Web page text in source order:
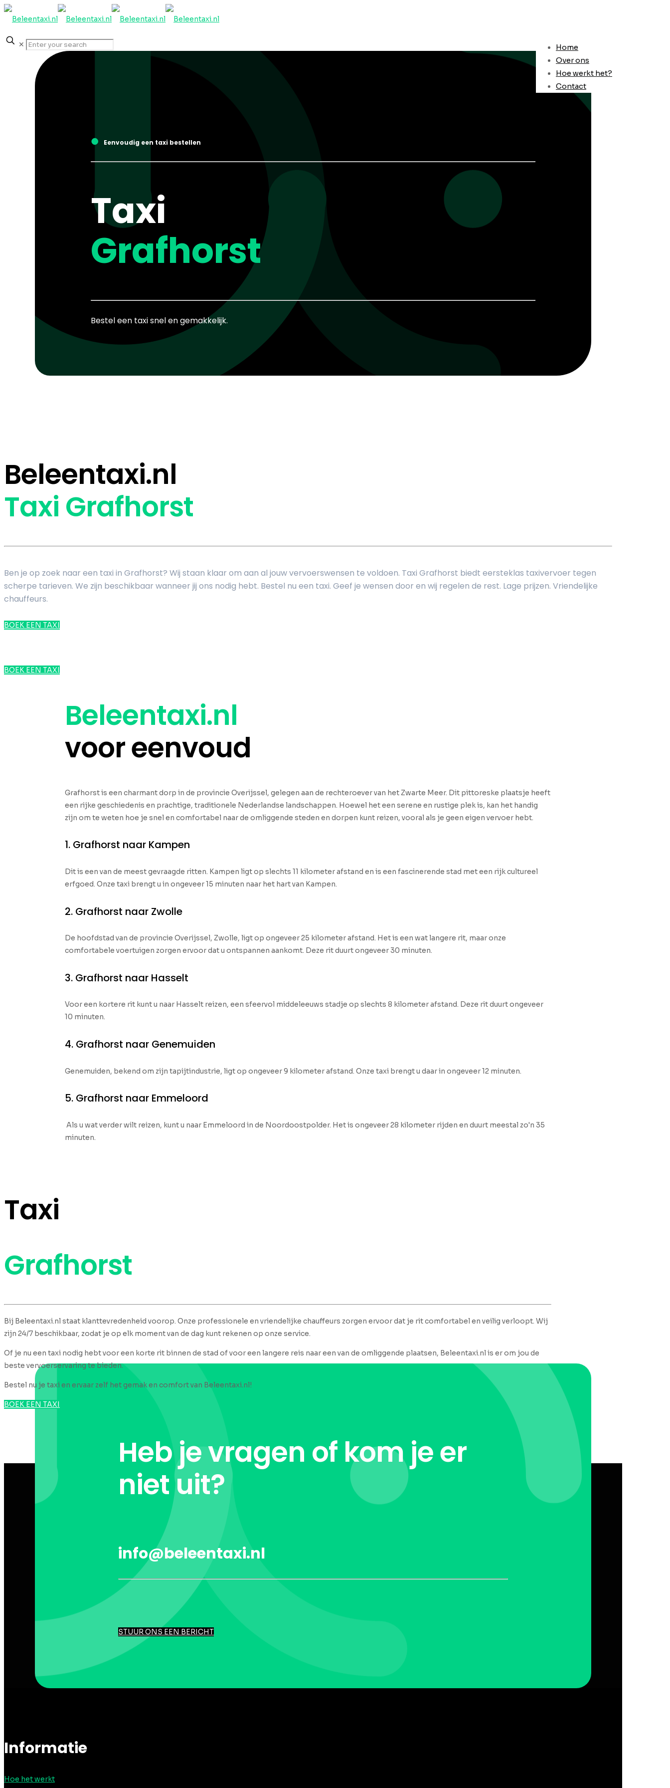
Home
Over ons
Hoe werkt het?
Contact
✕
● Eenvoudig een taxi bestellen
Taxi
Grafhorst
Bestel een taxi snel en gemakkelijk.
Beleentaxi.nl
Taxi Grafhorst
Ben je op zoek naar een taxi in Grafhorst? Wij staan klaar om aan al jouw vervoerswensen te voldoen. Taxi Grafhorst biedt eersteklas taxivervoer tegen
scherpe tarieven. We zijn beschikbaar wanneer jij ons nodig hebt. Bestel nu een taxi. Geef je wensen door en wij regelen de rest. Lage prijzen. Vriendelijke
chauffeurs.
BOEK EEN TAXI
BOEK EEN TAXI
Beleentaxi.nl
voor eenvoud
Grafhorst is een charmant dorp in de provincie Overijssel, gelegen aan de rechteroever van het Zwarte Meer. Dit pittoreske plaatsje heeft
een rijke geschiedenis en prachtige, traditionele Nederlandse landschappen. Hoewel het een serene en rustige plek is, kan het handig
zijn om te weten hoe je snel en comfortabel naar de omliggende steden en dorpen kunt reizen, vooral als je geen eigen vervoer hebt.
1. Grafhorst naar Kampen
Dit is een van de meest gevraagde ritten. Kampen ligt op slechts 11 kilometer afstand en is een fascinerende stad met een rijk cultureel
erfgoed. Onze taxi brengt u in ongeveer 15 minuten naar het hart van Kampen.
2. Grafhorst naar Zwolle
De hoofdstad van de provincie Overijssel, Zwolle, ligt op ongeveer 25 kilometer afstand. Het is een wat langere rit, maar onze
comfortabele voertuigen zorgen ervoor dat u ontspannen aankomt. Deze rit duurt ongeveer 30 minuten.
3. Grafhorst naar Hasselt
Voor een kortere rit kunt u naar Hasselt reizen, een sfeervol middeleeuws stadje op slechts 8 kilometer afstand. Deze rit duurt ongeveer
10 minuten.
4. Grafhorst naar Genemuiden
Genemuiden, bekend om zijn tapijtindustrie, ligt op ongeveer 9 kilometer afstand. Onze taxi brengt u daar in ongeveer 12 minuten.
5. Grafhorst naar Emmeloord
Als u wat verder wilt reizen, kunt u naar Emmeloord in de Noordoostpolder. Het is ongeveer 28 kilometer rijden en duurt meestal zo'n 35
minuten.
Taxi
Grafhorst
Bij Beleentaxi.nl staat klanttevredenheid voorop. Onze professionele en vriendelijke chauffeurs zorgen ervoor dat je rit comfortabel en veilig verloopt. Wij
zijn 24/7 beschikbaar, zodat je op elk moment van de dag kunt rekenen op onze service.
Of je nu een taxi nodig hebt voor een korte rit binnen de stad of voor een langere reis naar een van de omliggende plaatsen, Beleentaxi.nl is er om jou de
beste vervoerservaring te bieden.
Bestel nu je taxi en ervaar zelf het gemak en comfort van Beleentaxi.nl!
BOEK EEN TAXI
Heb je vragen of kom je er
niet uit?
info@beleentaxi.nl
STUUR ONS EEN BERICHT
Informatie
Hoe het werkt